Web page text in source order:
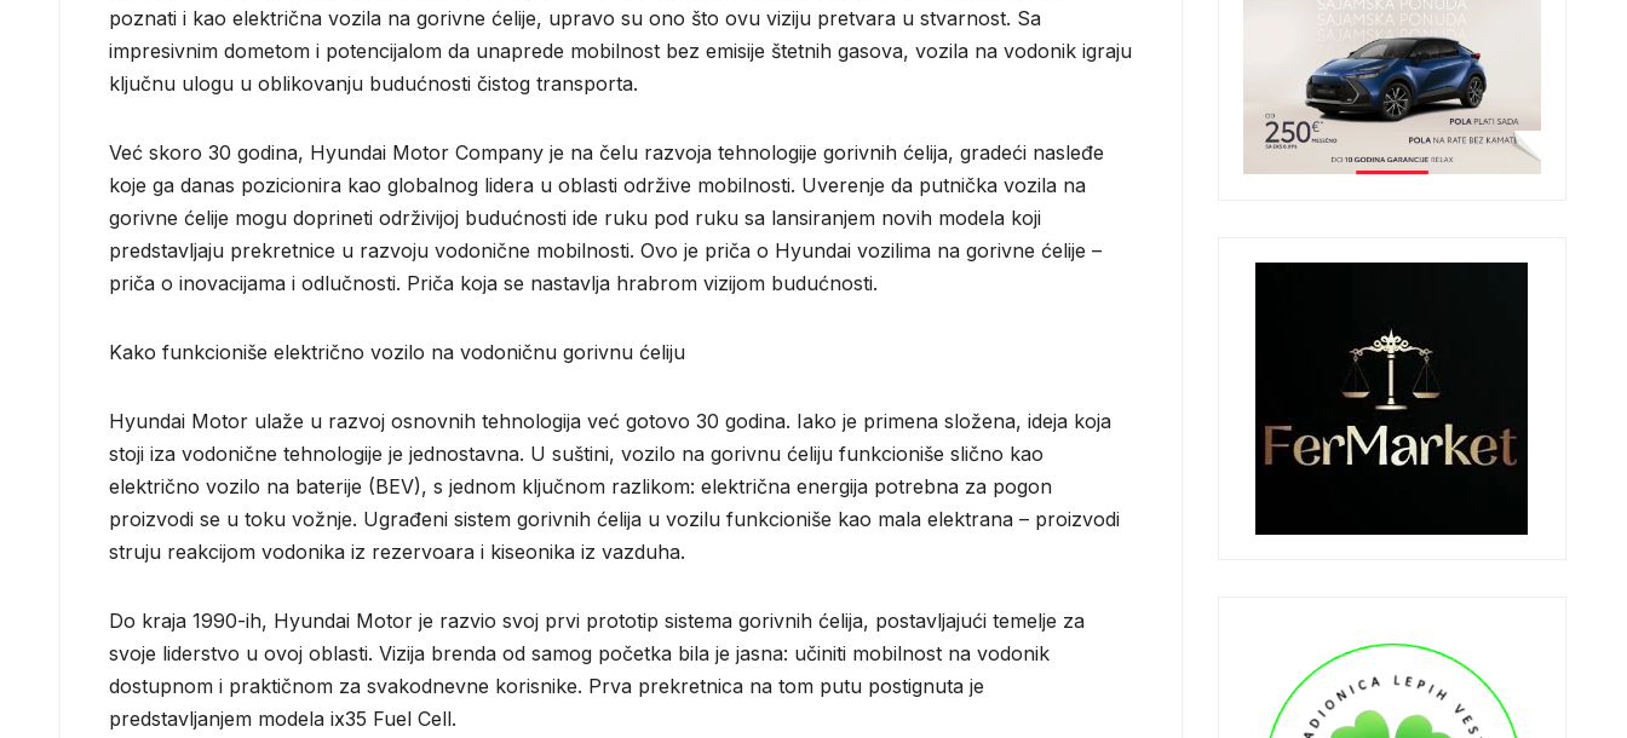
poznati i kao električna vozila na gorivne ćelije, upravo su ono što ovu viziju pretvara u stvarnost. Sa
impresivnim dometom i potencijalom da unaprede mobilnost bez emisije štetnih gasova, vozila na vodonik igraju
ključnu ulogu u oblikovanju budućnosti čistog transporta.
Već skoro 30 godina, Hyundai Motor Company je na čelu razvoja tehnologije gorivnih ćelija, gradeći nasleđe
koje ga danas pozicionira kao globalnog lidera u oblasti održive mobilnosti. Uverenje da putnička vozila na
gorivne ćelije mogu doprineti održivijoj budućnosti ide ruku pod ruku sa lansiranjem novih modela koji
predstavljaju prekretnice u razvoju vodonične mobilnosti. Ovo je priča o Hyundai vozilima na gorivne ćelije –
priča o inovacijama i odlučnosti. Priča koja se nastavlja hrabrom vizijom budućnosti.
Kako funkcioniše električno vozilo na vodoničnu gorivnu ćeliju
Hyundai Motor ulaže u razvoj osnovnih tehnologija već gotovo 30 godina. Iako je primena složena, ideja koja
stoji iza vodonične tehnologije je jednostavna. U suštini, vozilo na gorivnu ćeliju funkcioniše slično kao
električno vozilo na baterije (BEV), s jednom ključnom razlikom: električna energija potrebna za pogon
proizvodi se u toku vožnje. Ugrađeni sistem gorivnih ćelija u vozilu funkcioniše kao mala elektrana – proizvodi
struju reakcijom vodonika iz rezervoara i kiseonika iz vazduha.
Do kraja 1990-ih, Hyundai Motor je razvio svoj prvi prototip sistema gorivnih ćelija, postavljajući temelje za
svoje liderstvo u ovoj oblasti. Vizija brenda od samog početka bila je jasna: učiniti mobilnost na vodonik
dostupnom i praktičnom za svakodnevne korisnike. Prva prekretnica na tom putu postignuta je
predstavljanjem modela ix35 Fuel Cell.